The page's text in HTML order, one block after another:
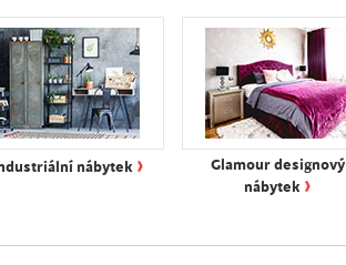
nábytek ›
Glamour designový
nábytek ›